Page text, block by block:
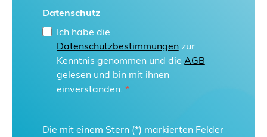
Datenschutz
Ich habe die
Datenschutzbestimmungen zur
Kenntnis genommen und die AGB
gelesen und bin mit ihnen
einverstanden. *
Die mit einem Stern (*) markierten Felder